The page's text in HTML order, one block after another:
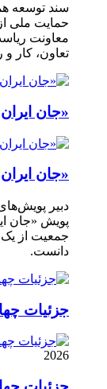
سند توسعه
حمایت ملی
معاونت
تعاون، کار
«جان
«جان
دبیر
پویش «جان
جمعیت از
دانست.
جزئیات
2026